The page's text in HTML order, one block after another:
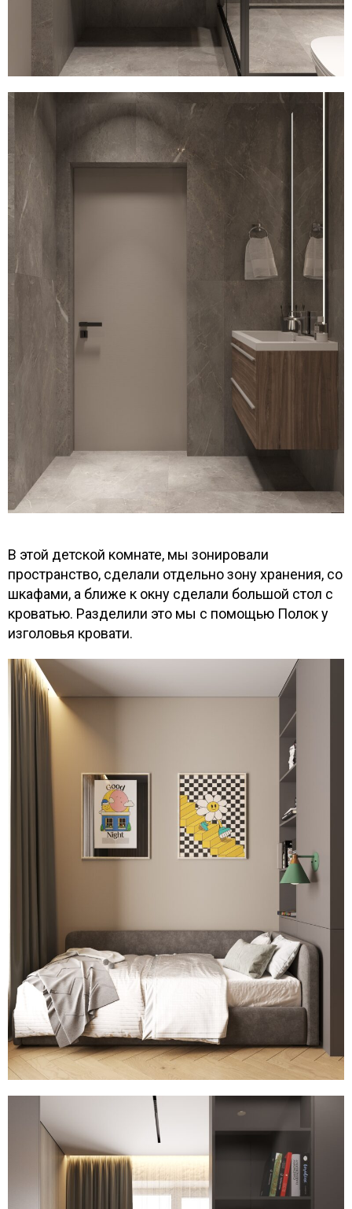
В этой детской комнате, мы зонировали
пространство, сделали отдельно зону хранения, со
шкафами, а ближе к окну сделали большой стол с
кроватью. Разделили это мы с помощью Полок у
изголовья кровати.